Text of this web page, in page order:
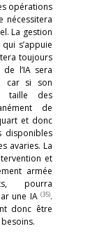
opérations
nécessitera
La gestion
s’appuie
toujours
de l’IA sera
car si son
taille des
de
et donc
disponibles
avaries. La
et
armée
pourra
une IA (35).
donc être